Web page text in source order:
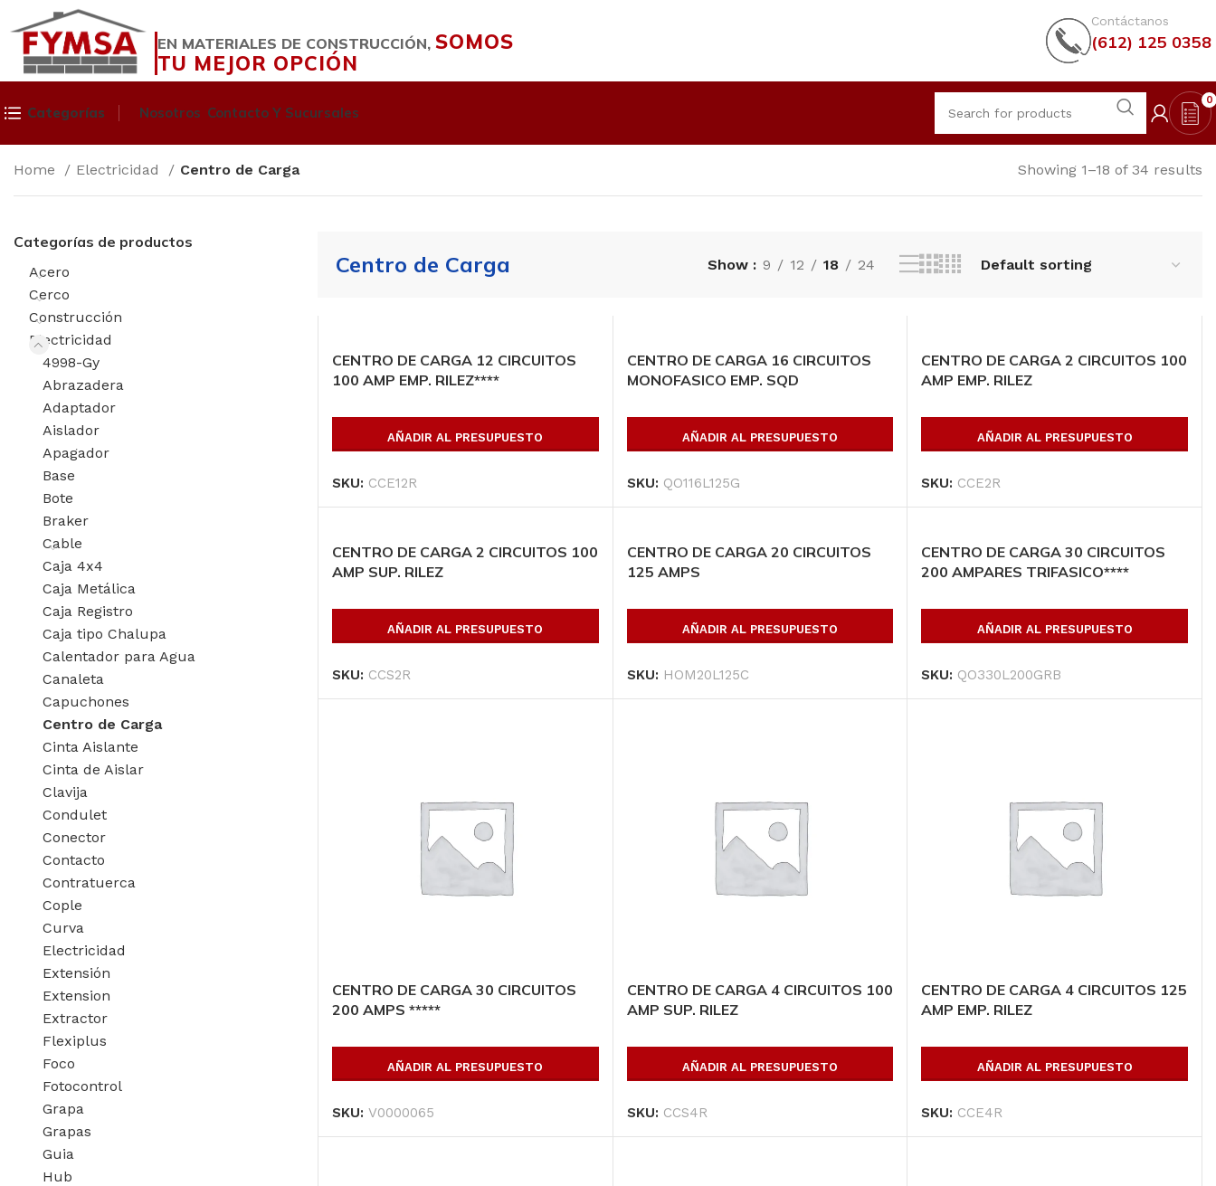
EN MATERIALES DE CONSTRUCCIÓN, SOMOS
TU MEJOR OPCIÓN
Contáctanos
(612) 125 0358
Categorías
1/8, 4′ x 8′ (1.22 mts
LANTC1/848
TUBO
GALVANIZADO CED.
SKU: TG12
VIGA IPR 12 X 6 1/2 X
44.6kg/m, Largo:12.2
SKU:IPR126124412
Todos los productos
Conoce toda nuestra línea de productos
Nosotros Contacto Y Sucursales
0
Home Electricidad Centro de Carga Showing 1–18 of 34 results
Categorías de productos
Acero
Cerco
Construcción
Electricidad
4998-Gy
Abrazadera
Adaptador
Aislador
Apagador
Base
Bote
Braker
Cable
Caja 4x4
Caja Metálica
Caja Registro
Caja tipo Chalupa
Calentador para Agua
Canaleta
Capuchones
Centro de Carga
Cinta Aislante
Cinta de Aislar
Clavija
Condulet
Conector
Contacto
Contratuerca
Cople
Curva
Electricidad
Extensión
Extension
Extractor
Flexiplus
Foco
Fotocontrol
Grapa
Grapas
Guia
Hub
Centro de Carga Show 9 12 18 24
CENTRO DE CARGA 12 CIRCUITOS
100 AMP EMP. RILEZ****
AÑADIR AL PRESUPUESTO
SKU: CCE12R
CENTRO DE CARGA 16 CIRCUITOS
MONOFASICO EMP. SQD
AÑADIR AL PRESUPUESTO
SKU: QO116L125G
CENTRO DE CARGA 2 CIRCUITOS 100
AMP EMP. RILEZ
AÑADIR AL PRESUPUESTO
SKU: CCE2R
CENTRO DE CARGA 2 CIRCUITOS 100
AMP SUP. RILEZ
AÑADIR AL PRESUPUESTO
SKU: CCS2R
CENTRO DE CARGA 20 CIRCUITOS
125 AMPS
AÑADIR AL PRESUPUESTO
SKU: HOM20L125C
CENTRO DE CARGA 30 CIRCUITOS
200 AMPARES TRIFASICO****
AÑADIR AL PRESUPUESTO
SKU: QO330L200GRB
CENTRO DE CARGA 30 CIRCUITOS
200 AMPS *****
AÑADIR AL PRESUPUESTO
SKU: V0000065
CENTRO DE CARGA 4 CIRCUITOS 100
AMP SUP. RILEZ
AÑADIR AL PRESUPUESTO
SKU: CCS4R
CENTRO DE CARGA 4 CIRCUITOS 125
AMP EMP. RILEZ
AÑADIR AL PRESUPUESTO
SKU: CCE4R